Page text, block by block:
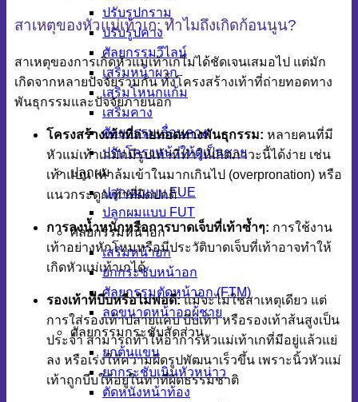
ปรับรูปกราม
ปรับรูปคาง
ศัลยกรรมวีไลน์
เสริมหน้าผาก
เสริมโหนกแก้ม
เสริมคาง
ศัลยกรรมเลื่อนคาง
ปรับโครงหน้าให้ดูเป็นชาย
ปลูกผม
ปลูกผมแบบ FUE
ปลูกผมแบบ FUT
ศัลยกรรมหน้าอก
เสริมหน้าอก
ยกกระชับหน้าอก
ศัลยกรรมตัดหน้าอก (FTM)
ลดขนาดหน้าอกผู้ชาย
ศัลยกรรมกระชับสัดส่วน
ยกต้นแขน
ยกกระชับเนินหัวหน่าว
ตัดหนังหน้าท้อง
สาเหตุของหัวแม่เท้าเก: ทำไมถึงเกิดก้อนนูน?
สาเหตุของการเกิดหัวแม่เท้าเกไม่ได้ชัดเจนเสมอไป แต่มัก
เกิดจากหลายปัจจัยร่วมกัน ทั้งโครงสร้างเท้าที่ถ่ายทอดทาง
พันธุกรรมและปัจจัยภายนอก
โครงสร้างเท้าที่ถ่ายทอดทางพันธุกรรม: หลายคนที่มี
หัวแม่เท้าเกมักมีรูปเท้าที่ทำให้เกิดภาวะนี้ได้ง่าย เช่น
เท้าแบน เท้าล้มเข้าในมากเกินไป (overpronation) หรือ
แนวกระดูกเท้าที่ผิดปกติ
การลงน้ำหนักหรือการบาดเจ็บที่เท้าซ้ำๆ: การใช้งาน
เท้าอย่างหักโหมหรือมีประวัติบาดเจ็บที่เท้าอาจทำให้
เกิดหัวแม่เท้าเกได้
รองเท้าที่บีบหรือไม่พอดี:แม้จะไม่ใช่สาเหตุเดียว แต่
การใส่รองเท้าปลายแคบ บีบเท้า หรือรองเท้าส้นสูงเป็น
ประจำ สามารถทำให้อาการหัวแม่เท้าเกที่มีอยู่แล้วแย่
ลง หรือเร่งให้ความผิดรูปพัฒนาเร็วขึ้น เพราะนิ้วหัวแม่
เท้าถูกบีบให้อยู่ในท่าที่ผิดธรรมชาติ